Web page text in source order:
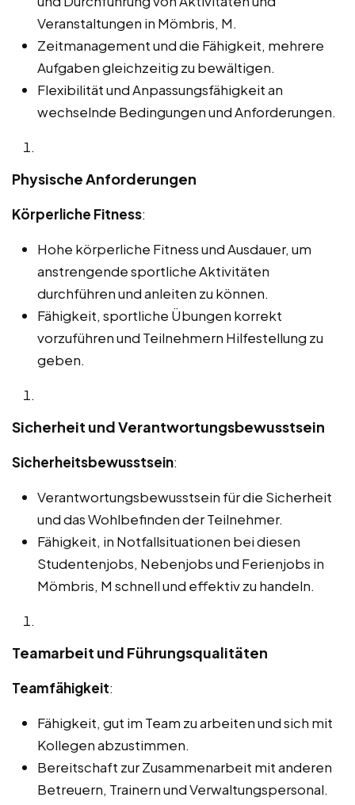
Veranstaltungen in Mömbris, M.
Zeitmanagement und die Fähigkeit, mehrere
Aufgaben gleichzeitig zu bewältigen.
Flexibilität und Anpassungsfähigkeit an
wechselnde Bedingungen und Anforderungen.
Physische Anforderungen
Körperliche Fitness:
Hohe körperliche Fitness und Ausdauer, um
anstrengende sportliche Aktivitäten
durchführen und anleiten zu können.
Fähigkeit, sportliche Übungen korrekt
vorzuführen und Teilnehmern Hilfestellung zu
geben.
Sicherheit und Verantwortungsbewusstsein
Sicherheitsbewusstsein:
Verantwortungsbewusstsein für die Sicherheit
und das Wohlbefinden der Teilnehmer.
Fähigkeit, in Notfallsituationen bei diesen
Studentenjobs, Nebenjobs und Ferienjobs in
Mömbris, M schnell und effektiv zu handeln.
Teamarbeit und Führungsqualitäten
Teamfähigkeit:
Fähigkeit, gut im Team zu arbeiten und sich mit
Kollegen abzustimmen.
Bereitschaft zur Zusammenarbeit mit anderen
Betreuern, Trainern und Verwaltungspersonal.